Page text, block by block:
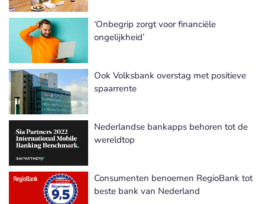
‘Onbegrip zorgt voor financiële
ongelijkheid’
Ook Volksbank overstag met positieve
spaarrente
Nederlandse bankapps behoren tot de
wereldtop
Consumenten benoemen RegioBank tot
beste bank van Nederland